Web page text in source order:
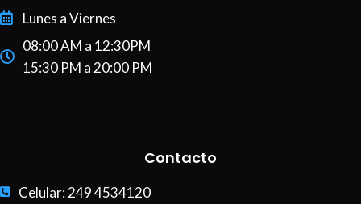
Lunes a Viernes
08:00 AM a 12:30PM
15:30 PM a 20:00 PM
Contacto
Celular: 249 4534120